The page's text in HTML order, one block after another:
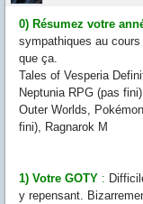
0) Résumez votre
sympathiques au
que ça.
Tales of Vesperia
Neptunia RPG (pas
Outer Worlds,
fini), Ragnarok M
1) Votre GOTY :
y repensant.